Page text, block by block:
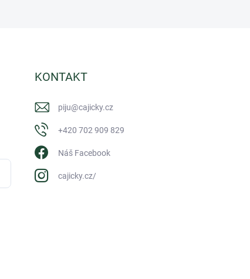
KONTAKT
piju@cajicky.cz
+420 702 909 829
Náš Facebook
cajicky.cz/